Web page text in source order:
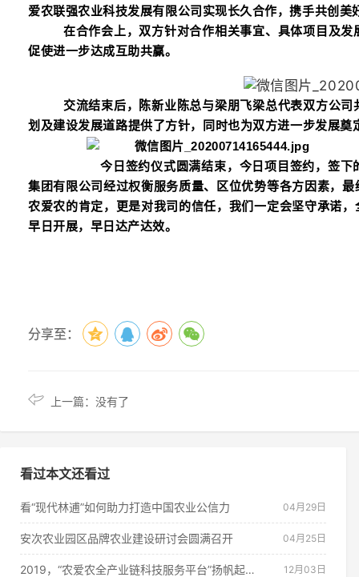
爱农联强农业科技发展有限公司实现长久合作，携手共创美
在合作会上，双方针对合作相关事宜、具体项目及
促使进一步达成互助共赢。
交流结束后，陈新业陈总与梁朋飞梁总代表双方公
划及建设发展道路提供了方针，同时也
今日签约仪式圆满结束，今日项目签约，签
集团有限公司经过权衡服务质量、区位优势等各方因素，
农爱农的肯定，更是对我司的信任，我们一定会坚守承诺
早日开展，早日达产达效。
分享至：
上一篇：没有了
看过本文还看过
看“现代林逋”如何助力打造中国农业公信力 04月29日
安次农业园区品牌农业建设研讨会圆满召开 04月25日
2019，“农爱农全产业链科技服务平台”扬帆起航！ 12月03日